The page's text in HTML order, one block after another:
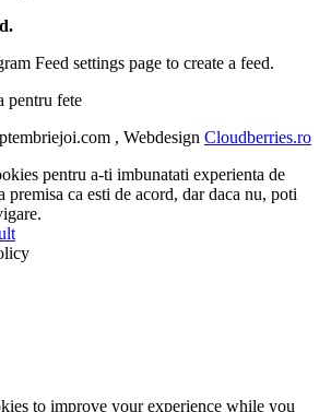
Feed settings page to create a feed.
pentru fete
, Webdesign Cloudberries.ro
pentru a-ti imbunatati experienta de
premisa ca esti de acord, dar daca nu, poti
to improve your experience while you